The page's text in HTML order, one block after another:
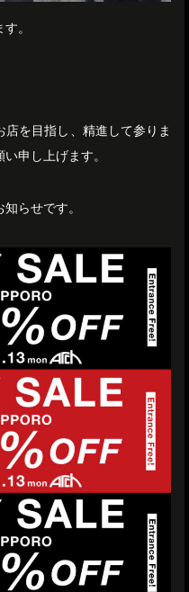
。
を目指し、精進して参りま
申し上げます。
らせです。